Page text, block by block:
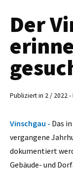
Der
Publiziert in 2 / 2022 -
Vinschgau - Das
vergangene
dokumentiert
Gebäude- und